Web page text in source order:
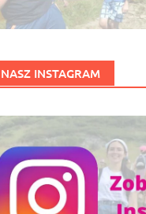
NASZ INSTAGRAM